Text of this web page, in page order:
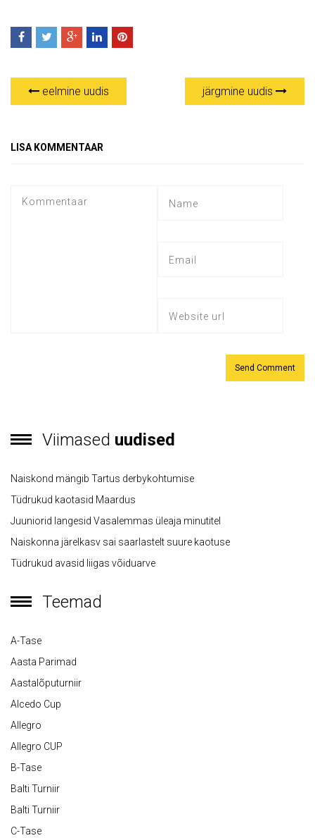
eelmine uudis järgmine uudis
LISA KOMMENTAAR
Viimased uudised
Naiskond mängib Tartus derbykohtumise
Tüdrukud kaotasid Maardus
Juuniorid langesid Vasalemmas üleaja minutitel
Naiskonna järelkasv sai saarlastelt suure kaotuse
Tüdrukud avasid liigas võiduarve
Teemad
A-Tase
Aasta Parimad
Aastalõputurniir
Alcedo Cup
Allegro
Allegro CUP
B-Tase
Balti Turniir
Balti Turniir
C-Tase